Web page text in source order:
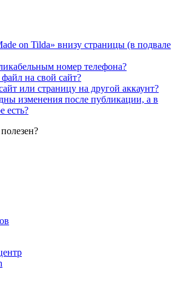
on Tilda» внизу страницы (в подвале
номер телефона?
файл на свой сайт?
или страницу на другой аккаунт?
изменения после публикации, а в
есть?